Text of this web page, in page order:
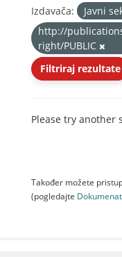
Izdavača:
Javni
http://
right/PUBLIC
Filtriraj rezultate
Please try another
Također možete
(pogledajte